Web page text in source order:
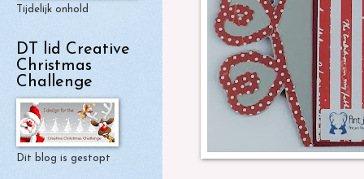
Tijdelijk onhold
DT lid Creative
Christmas
Challenge
Dit blog is gestopt